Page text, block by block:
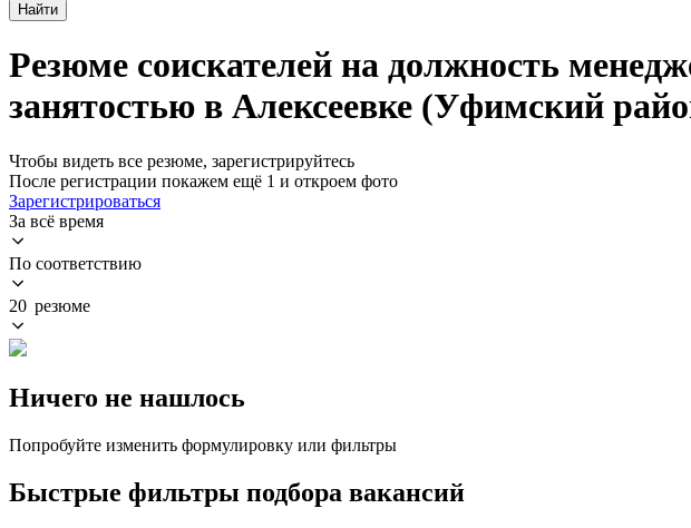
Найти
Резюме соискателей на должность
занятостью в Алексеевке (Уфимский
Чтобы видеть все резюме, зарегистрируйтесь
После регистрации покажем ещё 1 и откроем фото
Зарегистрироваться
За всё время
По соответствию
20 резюме
Ничего не нашлось
Попробуйте изменить формулировку или фильтры
Быстрые фильтры подбора вакансий